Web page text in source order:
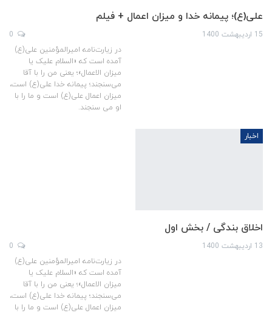
علی(ع)؛ پیمانه خدا و میزان اعمال + فیلم
15 اردیبهشت 1400
در زیارت‌نامه امیرالمؤمنین علی(ع)
آمده است که «السلام علیک یا
میزان الاعمال»؛ یعنی من را با آقا
می‌سنجند؛ پیمانه خدا علی(ع) است،
میزان اعمال علی(ع) است و ما را با
او می سنجند.
اخبار
اخلاق بندگی / بخش اول
13 اردیبهشت 1400
در زیارت‌نامه امیرالمؤمنین علی(ع)
آمده است که «السلام علیک یا
میزان الاعمال»؛ یعنی من را با آقا
می‌سنجند؛ پیمانه خدا علی(ع) است،
میزان اعمال علی(ع) است و ما را با